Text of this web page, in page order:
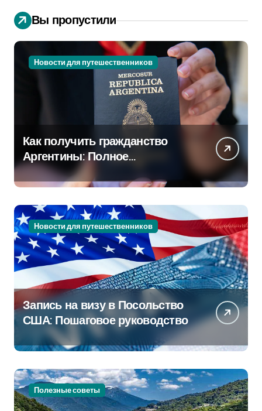
Вы пропустили
Новости для путешественников
Как получить гражданство
Аргентины: Полное
руководство
Новости для путешественников
Запись на визу в Посольство
США: Пошаговое руководство
Полезные советы